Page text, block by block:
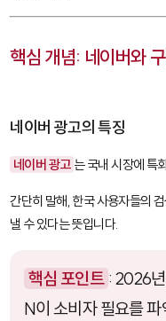
핵심 개념: 네이버와
네이버 광고의 특징
네이버 광고 는 국내 시장에 특
간단히 말해, 한국 사용자들의
낼 수 있다는 뜻입니다.
핵심 포인트 : 2026
N이 소비자 필요를